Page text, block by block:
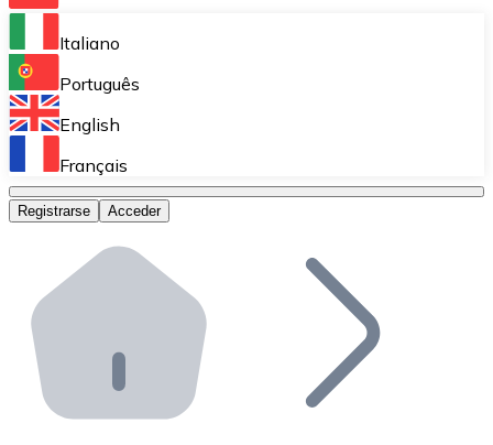
Bitnovo Ramp
Integra nuestra solución en tu plataforma.
Bitnovo Giftcards
Bitnovo OTC
Bitnovo ATM
Integra un ATM Bitnovo en tu negocio y permite que
Bitnovo API
Integra nuestra API en tu ecosistema.
Italiano
Português
English
Français
Registrarse Acceder